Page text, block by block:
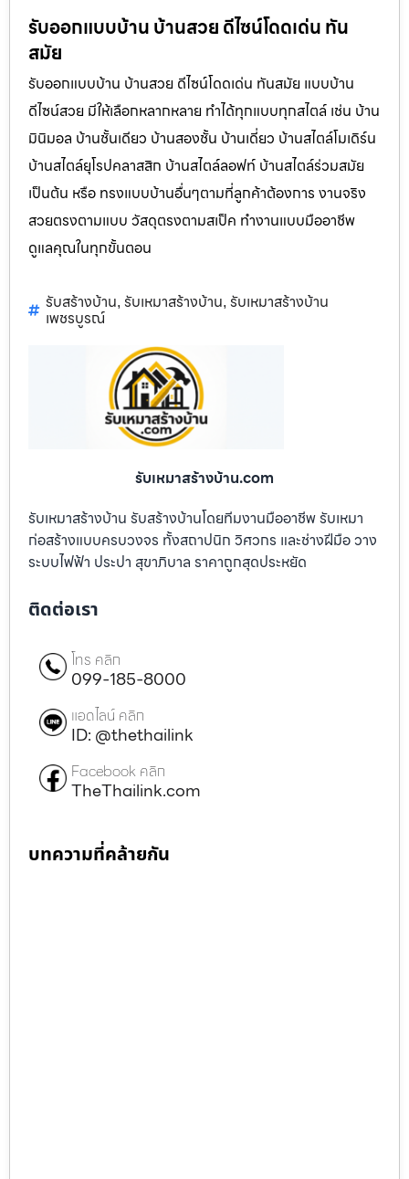
รับออกแบบบ้าน บ้านสวย ดีไซน์โดดเด่น ทัน
สมัย
รับออกแบบบ้าน บ้านสวย ดีไซน์โดดเด่น ทันสมัย แบบบ้าน
ดีไซน์สวย มีให้เลือกหลากหลาย ทำได้ทุกแบบทุกสไตล์ เช่น บ้าน
มินิมอล บ้านชั้นเดียว บ้านสองชั้น บ้านเดี่ยว บ้านสไตล์โมเดิร์น
บ้านสไตล์ยุโรปคลาสสิก บ้านสไตล์ลอฟท์ บ้านสไตล์ร่วมสมัย
เป็นต้น หรือ ทรงแบบบ้านอื่นๆตามที่ลูกค้าต้องการ งานจริง
สวยตรงตามแบบ วัสดุตรงตามสเป็ค ทำงานแบบมืออาชีพ
ดูแลคุณในทุกขั้นตอน
รับสร้างบ้าน, รับเหมาสร้างบ้าน, รับเหมาสร้างบ้าน
เพชรบูรณ์
รับเหมาสร้างบ้าน.com
รับเหมาสร้างบ้าน รับสร้างบ้านโดยทีมงานมืออาชีพ รับเหมา
ก่อสร้างแบบครบวงจร ทั้งสถาปนิก วิศวกร และช่างฝีมือ วาง
ระบบไฟฟ้า ประปา สุขาภิบาล ราคาถูกสุดประหยัด
ติดต่อเรา
โทร คลิก
099-185-8000
แอดไลน์ คลิก
ID: @thethailink
Facebook คลิก
TheThailink.com
บทความที่คล้ายกัน